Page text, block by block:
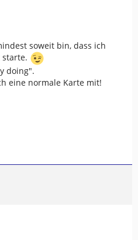
soweit bin, dass ich
doing".
eine normale Karte mit!